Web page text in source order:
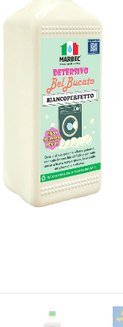
Linoleum,